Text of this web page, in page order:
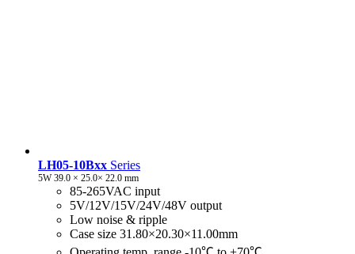
LH05-10Bxx Series
5W 39.0 × 25.0× 22.0 mm
85-265VAC input
5V/12V/15V/24V/48V output
Low noise & ripple
Case size 31.80×20.30×11.00mm